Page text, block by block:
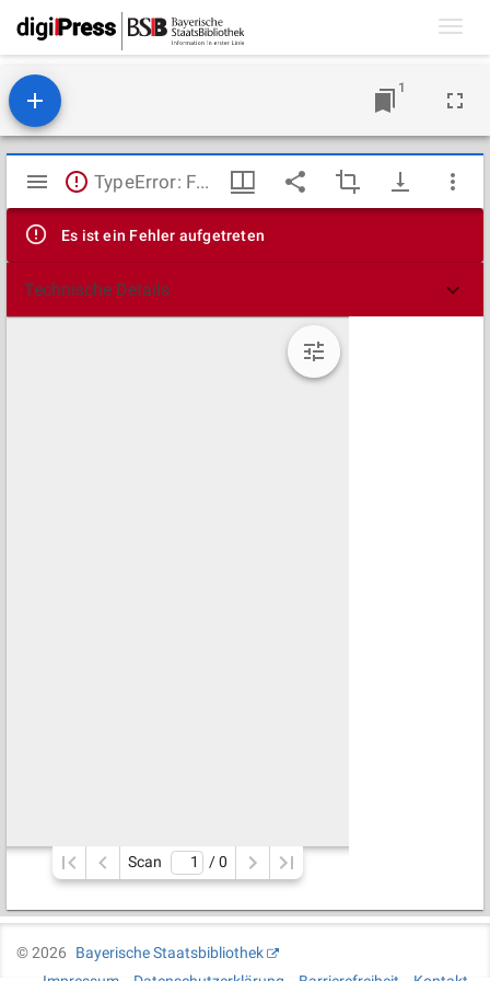
1
Mirador
Viewer
TypeError: Failed to fetch
Es ist ein Fehler aufgetreten
Technische Details
Scan / 0
©2026
Bayerische Staatsbibliothek